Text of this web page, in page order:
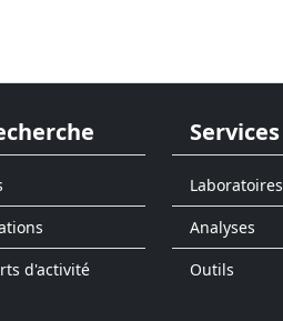
d'activité
Services
Laboratoires
Analyses
Outils